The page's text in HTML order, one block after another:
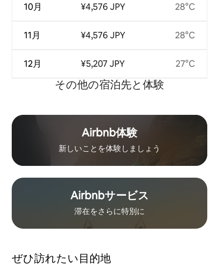
10月
11月
12月
¥4,576 JPY
¥4,576 JPY
¥5,207 JPY
28°C
28°C
27°C
その他の宿⁠泊⁠先と体⁠験
Airbnb体験
新しいことを体験しましょう
Airbnb⁠サ⁠ー⁠ビ⁠ス
滞在をさ⁠ら⁠に特⁠別⁠に
ぜひ訪⁠れ⁠た⁠い目⁠的⁠地